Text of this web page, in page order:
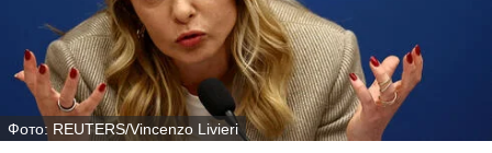
Фото: REUTERS/Vincenzo Livieri